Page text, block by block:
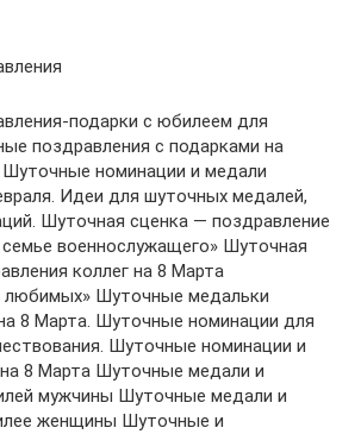
подарки с юбилеем для
поздравления с подарками на
номинации и медали
Идеи для шуточных медалей,
Шуточная сценка — поздравление
военнослужащего» Шуточная
коллег на 8 Марта
любимых» Шуточные медальки
8 Марта. Шуточные номинации для
Шуточные номинации и
8 Марта Шуточные медали и
мужчины Шуточные медали и
женщины Шуточные и